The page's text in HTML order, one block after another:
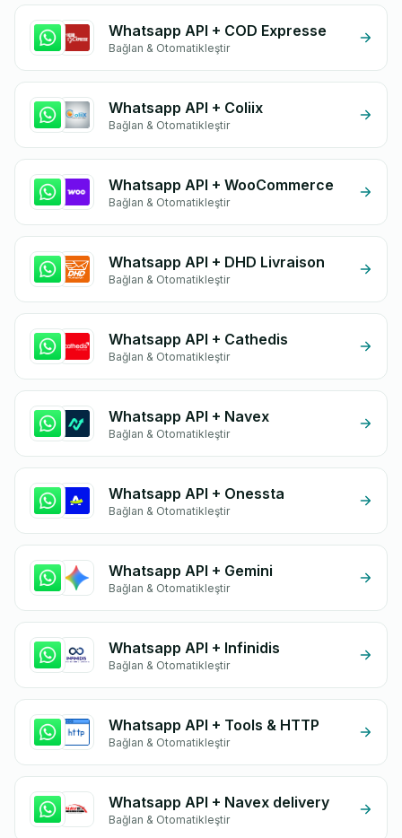
Whatsapp API + COD Expresse
Bağlan & Otomatikleştir
Whatsapp API + Coliix
Bağlan & Otomatikleştir
Whatsapp API + WooCommerce
Bağlan & Otomatikleştir
Whatsapp API + DHD Livraison
Bağlan & Otomatikleştir
Whatsapp API + Cathedis
Bağlan & Otomatikleştir
Whatsapp API + Navex
Bağlan & Otomatikleştir
Whatsapp API + Onessta
Bağlan & Otomatikleştir
Whatsapp API + Gemini
Bağlan & Otomatikleştir
Whatsapp API + Infinidis
Bağlan & Otomatikleştir
Whatsapp API + Tools & HTTP
Bağlan & Otomatikleştir
Whatsapp API + Navex delivery
Bağlan & Otomatikleştir